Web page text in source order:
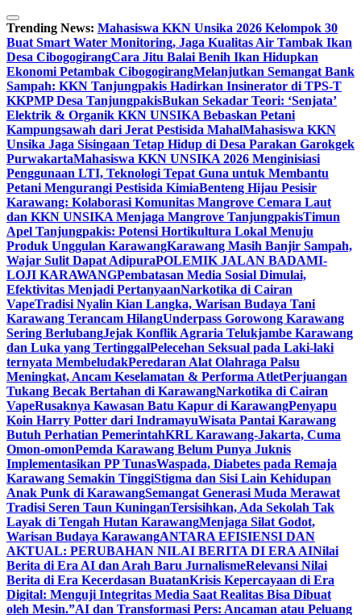
Skip
to
content
Trending News: Mahasiswa KKN Unsika 2026 Kelompok 30
Buat Smart Water Monitoring, Jaga Kualitas Air Tambak Ikan
Desa CibogogirangCara Jitu Balai Benih Ikan Hidupkan
Ekonomi Petambak CibogogirangMelanjutkan Semangat Bank
Sampah: KKN Tanjungpakis Hadirkan Insinerator di TPS-T
KKPMP Desa TanjungpakisBukan Sekadar Teori: ‘Senjata’
Elektrik & Organik KKN UNSIKA Bebaskan Petani
Kampungsawah dari Jerat Pestisida MahalMahasiswa KKN
Unsika Jaga Sisingaan Tetap Hidup di Desa Parakan Garokgek
PurwakartaMahasiswa KKN UNSIKA 2026 Menginisiasi
Penggunaan LTI, Teknologi Tepat Guna untuk Membantu
Petani Mengurangi Pestisida KimiaBenteng Hijau Pesisir
Karawang: Kolaborasi Komunitas Mangrove Cemara Laut
dan KKN UNSIKA Menjaga Mangrove TanjungpakisTimun
Apel Tanjungpakis: Potensi Hortikultura Lokal Menuju
Produk Unggulan KarawangKarawang Masih Banjir Sampah,
Wajar Sulit Dapat AdipuraPOLEMIK JALAN BADAMI-
LOJI KARAWANGPembatasan Media Sosial Dimulai,
Efektivitas Menjadi PertanyaanNarkotika di Cairan
VapeTradisi Nyalin Kian Langka, Warisan Budaya Tani
Karawang Terancam HilangUnderpass Gorowong Karawang
Sering BerlubangJejak Konflik Agraria Telukjambe Karawang
dan Luka yang TertinggalPelecehan Seksual pada Laki-laki
ternyata MembeludakPeredaran Alat Olahraga Palsu
Meningkat, Ancam Keselamatan & Performa AtletPerjuangan
Tukang Becak Bertahan di KarawangNarkotika di Cairan
VapeRusaknya Kawasan Batu Kapur di KarawangPenyapu
Koin Harry Potter dari IndramayuWisata Pantai Karawang
Butuh Perhatian PemerintahKRL Karawang-Jakarta, Cuma
Omon-omonPemda Karawang Belum Punya Juknis
Implementasikan PP TunasWaspada, Diabetes pada Remaja
Karawang Semakin TinggiStigma dan Sisi Lain Kehidupan
Anak Punk di KarawangSemangat Generasi Muda Merawat
Tradisi Seren Taun KuninganTersisihkan, Ada Sekolah Tak
Layak di Tengah Hutan KarawangMenjaga Silat Godot,
Warisan Budaya KarawangANTARA EFISIENSI DAN
AKTUAL: PERUBAHAN NILAI BERITA DI ERA AINilai
Berita di Era AI dan Arah Baru JurnalismeRelevansi Nilai
Berita di Era Kecerdasan BuatanKrisis Kepercayaan di Era
Digital: Menguji Integritas Media Saat Realitas Bisa Dibuat
oleh Mesin.”AI dan Transformasi Pers: Ancaman atau Peluang